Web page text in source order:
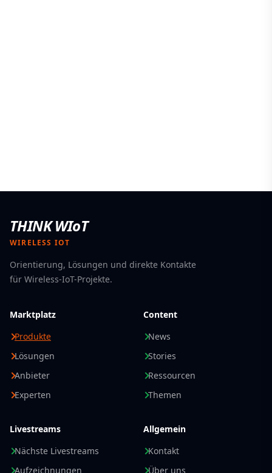
THINK WIoT
WIRELESS IOT
Orientierung, Lösungen und direkte Kontakte
für Wireless-IoT-Projekte.
Marktplatz
Produkte
Lösungen
Anbieter
Experten
Content
News
Stories
Ressourcen
Themen
Livestreams
Nächste Livestreams
Aufzeichnungen
Allgemein
Kontakt
Über uns